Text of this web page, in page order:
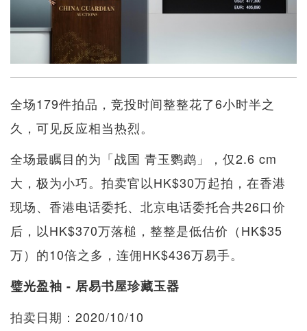
全场179件拍品，竞投时间整整花了6小时半之
久，可见反应相当热烈。
全场最瞩目的为「战国 青玉鹦鹉」，仅2.6 cm
大，极为小巧。拍卖官以HK$30万起拍，在香港
现场、香港电话委托、北京电话委托合共26口价
后，以HK$370万落槌，整整是低估价（HK$35
万）的10倍之多，连佣HK$436万易手。
璧光盈袖 - 居易书屋珍藏玉器
拍卖日期：2020/10/10